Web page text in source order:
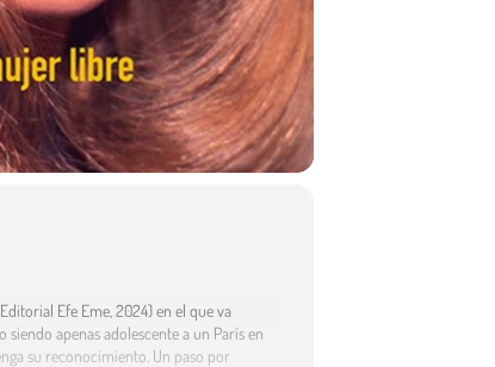
Efe Eme, 2024) en el que va
apenas adolescente a un París en
su reconocimiento. Un paso por